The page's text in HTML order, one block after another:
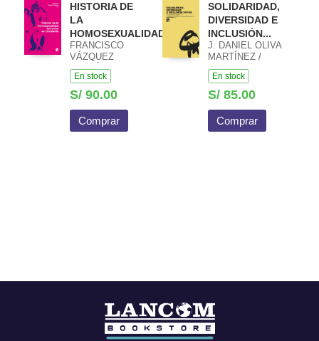
HISTORIA DE
LA
HOMOSEXUALIDAD...
FRANCISCO
VÁZQUEZ
GARCÍA
En stock
S/ 90.00
Comprar
SOLIDARIDAD,
DIVERSIDAD E
INCLUSIÓN...
J. DANIEL OLIVA
MARTÍNEZ /
CARLOS R.
FERNÁNDEZ
LIESA / MARIO
AMORÓS
En stock
S/ 85.00
Comprar